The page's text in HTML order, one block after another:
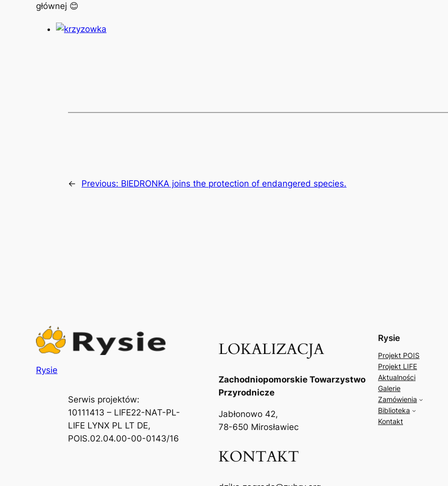
głównej 😊
← Previous: BIEDRONKA joins the protection of endangered species.
Rysie
Serwis projektów:
10111413 – LIFE22-NAT-PL-
LIFE LYNX PL LT DE,
POIS.02.04.00-00-0143/16
LOKALIZACJA
Zachodniopomorskie Towarzystwo
Przyrodnicze
Jabłonowo 42,
78-650 Mirosławiec
KONTAKT
Rysie
Projekt POIS
Projekt LIFE
Aktualności
Galerie
Zamówienia
Biblioteka
Kontakt